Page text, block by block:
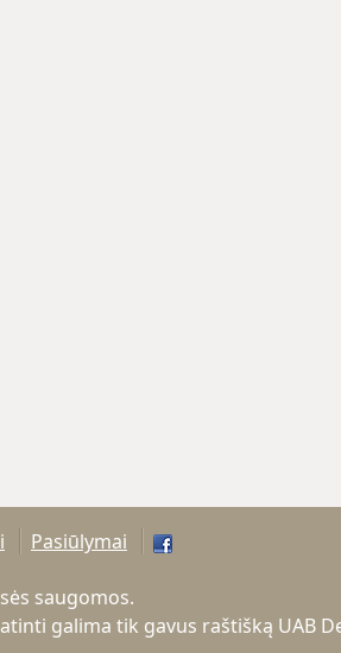
Pasiūlymai
saugomos.
galima tik gavus raštišką UAB